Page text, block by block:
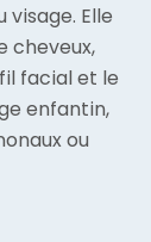
Elle
cheveux,
facial et le
enfantin,
ou